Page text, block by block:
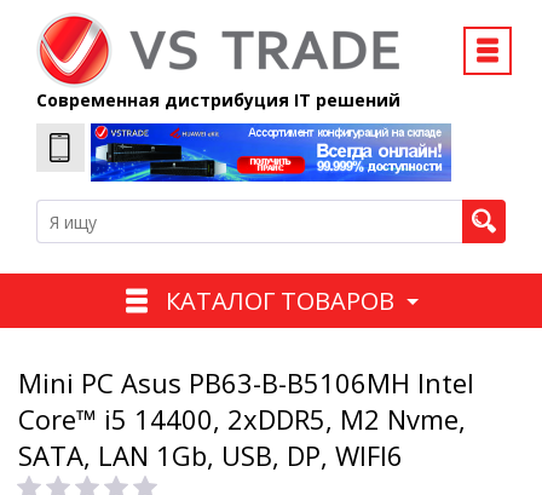
Современная дистрибуция IT решений
КАТАЛОГ ТОВАРОВ
Mini PC Asus PB63-B-B5106MH Intel
Core™ i5 14400, 2xDDR5, M2 Nvme,
SATA, LAN 1Gb, USB, DP, WIFI6